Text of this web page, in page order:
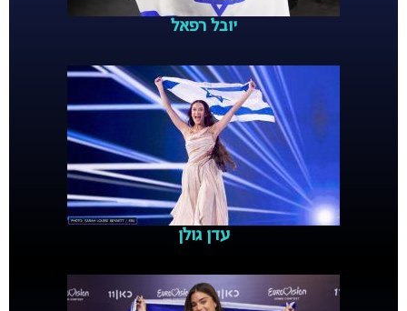
יובל רפאל
עדן גולן